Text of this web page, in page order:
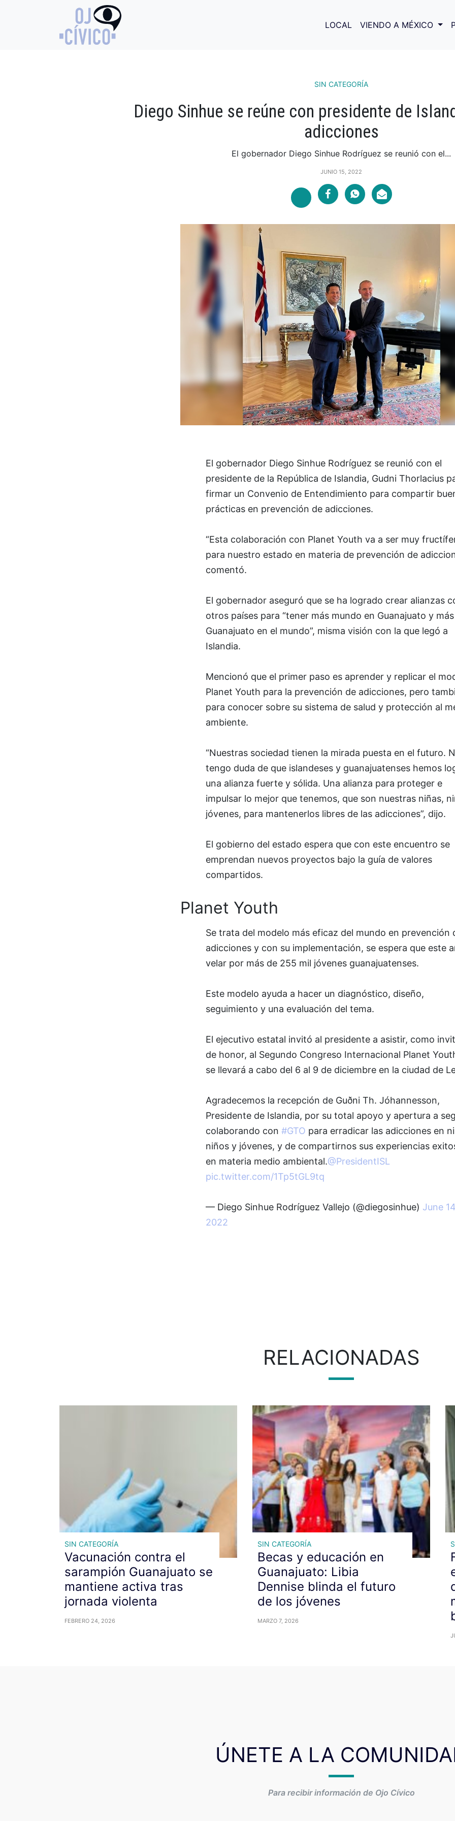
LOCAL VIENDO A MÉXICO
SIN CATEGORÍA
Diego Sinhue se reúne con presidente de
adicciones
El gobernador Diego Sinhue Rodríguez se reunió con el...
JUNIO 15, 2022
El gobernador Diego Sinhue Rodríguez se reunió con el
presidente de la República de Islandia, Gudni Thorlacius
firmar un Convenio de Entendimiento para compartir
prácticas en prevención de adicciones.
“Esta colaboración con Planet Youth va a ser muy
para nuestro estado en materia de prevención de
comentó.
El gobernador aseguró que se ha logrado crear alianzas
otros países para “tener más mundo en Guanajuato y más
Guanajuato en el mundo”, misma visión con la que legó a
Islandia.
Mencionó que el primer paso es aprender y replicar el
Planet Youth para la prevención de adicciones, pero
para conocer sobre su sistema de salud y protección al
ambiente.
“Nuestras sociedad tienen la mirada puesta en el futuro.
tengo duda de que islandeses y guanajuatenses hemos
una alianza fuerte y sólida. Una alianza para proteger e
impulsar lo mejor que tenemos, que son nuestras niñas,
jóvenes, para mantenerlos libres de las adicciones”, dijo.
El gobierno del estado espera que con este encuentro se
emprendan nuevos proyectos bajo la guía de valores
compartidos.
Planet Youth
Se trata del modelo más eficaz del mundo en prevención
adicciones y con su implementación, se espera que este
velar por más de 255 mil jóvenes guanajuatenses.
Este modelo ayuda a hacer un diagnóstico, diseño,
seguimiento y una evaluación del tema.
El ejecutivo estatal invitó al presidente a asistir, como
de honor, al Segundo Congreso Internacional Planet
se llevará a cabo del 6 al 9 de diciembre en la ciudad de
Agradecemos la recepción de Guðni Th. Jóhannesson,
Presidente de Islandia, por su total apoyo y apertura a
colaborando con #GTO para erradicar las adicciones en
niños y jóvenes, y de compartirnos sus experiencias
en materia medio ambiental.@PresidentISL
pic.twitter.com/1Tp5tGL9tq
— Diego Sinhue Rodríguez Vallejo (@diegosinhue) June
2022
RELACIONADAS
SIN CATEGORÍA
Vacunación contra el
sarampión Guanajuato se
mantiene activa tras
jornada violenta
FEBRERO 24, 2026
SIN CATEGORÍA
Becas y educación en
Guanajuato: Libia
Dennise blinda el futuro
de los jóvenes
MARZO 7, 2026
ÚNETE A LA
Para recibir información de Ojo Cívico